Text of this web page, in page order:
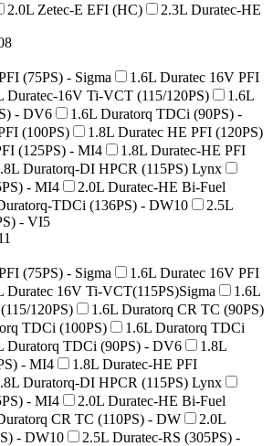
2.0L Zetec-E EFI (HC)
2.3L Duratec-HE
(75PS) - Sigma
1.6L Duratec 16V PFI
Duratec-16V Ti-VCT (115/120PS)
1.6L
- DV6
1.6L Duratorq TDCi (90PS) -
(100PS)
1.8L Duratec HE PFI (120PS)
(125PS) - MI4
1.8L Duratec-HE PFI
Duratorq-DI HPCR (115PS) Lynx
- MI4
2.0L Duratec-HE Bi-Fuel
TDCi (136PS) - DW10
2.5L
- VI5
(75PS) - Sigma
1.6L Duratec 16V PFI
Duratec 16V Ti-VCT(115PS)Sigma
1.6L
120PS)
1.6L Duratorq CR TC (90PS)
TDCi (100PS)
1.6L Duratorq TDCi
Duratorq TDCi (90PS) - DV6
1.8L
- MI4
1.8L Duratec-HE PFI
Duratorq-DI HPCR (115PS) Lynx
- MI4
2.0L Duratec-HE Bi-Fuel
CR TC (110PS) - DW
2.0L
- DW10
2.5L Duratec-RS (305PS) -